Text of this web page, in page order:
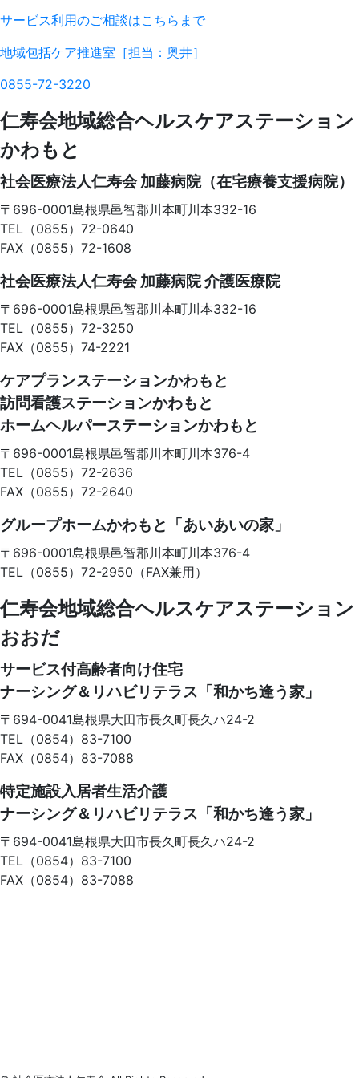
サービス利用のご相談はこちらまで
地域包括ケア推進室 ［担当：奥井］
0855-72-3220
仁寿会地域総合ヘルスケアステーション
かわもと
社会医療法人仁寿会 加藤病院（在宅療養支援病院）
〒696-0001島根県邑智郡川本町川本332-16
TEL（0855）72-0640
FAX（0855）72-1608
社会医療法人仁寿会 加藤病院 介護医療院
〒696-0001島根県邑智郡川本町川本332-16
TEL（0855）72-3250
FAX（0855）74-2221
ケアプランステーションかわもと
訪問看護ステーションかわもと
ホームヘルパーステーションかわもと
〒696-0001島根県邑智郡川本町川本376-4
TEL（0855）72-2636
FAX（0855）72-2640
グループホームかわもと「あいあいの家」
〒696-0001島根県邑智郡川本町川本376-4
TEL（0855）72-2950（FAX兼用）
仁寿会地域総合ヘルスケアステーション
おおだ
サービス付高齢者向け住宅
ナーシング＆リハビリテラス「和かち逢う家」
〒694-0041島根県大田市長久町長久ハ24-2
TEL（0854）83-7100
FAX（0854）83-7088
特定施設入居者生活介護
ナーシング＆リハビリテラス「和かち逢う家」
〒694-0041島根県大田市長久町長久ハ24-2
TEL（0854）83-7100
FAX（0854）83-7088